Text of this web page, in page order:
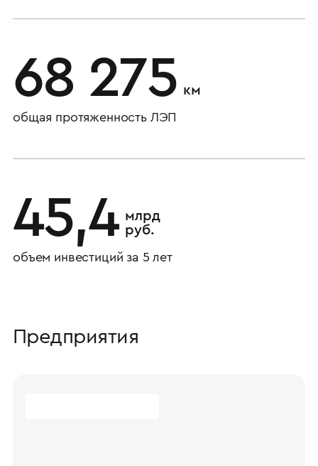
68 275 км
общая протяженность ЛЭП
45,4 млрд
руб.
объем инвестиций за 5 лет
Предприятия